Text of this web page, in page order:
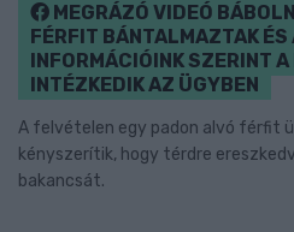
MEGRÁZÓ VIDEÓ
FÉRFIT BÁNTALMAZTAK
INFORMÁCIÓINK SZERINT A
INTÉZKEDIK AZ ÜGYBEN
A felvételen egy padon alvó férfit
kényszerítik, hogy térdre
bakancsát.